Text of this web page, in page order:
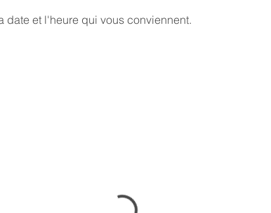
et l'heure qui vous conviennent.